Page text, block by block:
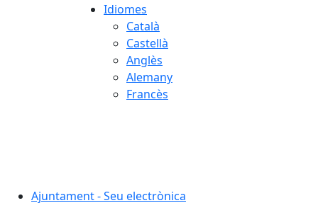
Idiomes
Català
Castellà
Anglès
Alemany
Francès
Ajuntament - Seu electrònica